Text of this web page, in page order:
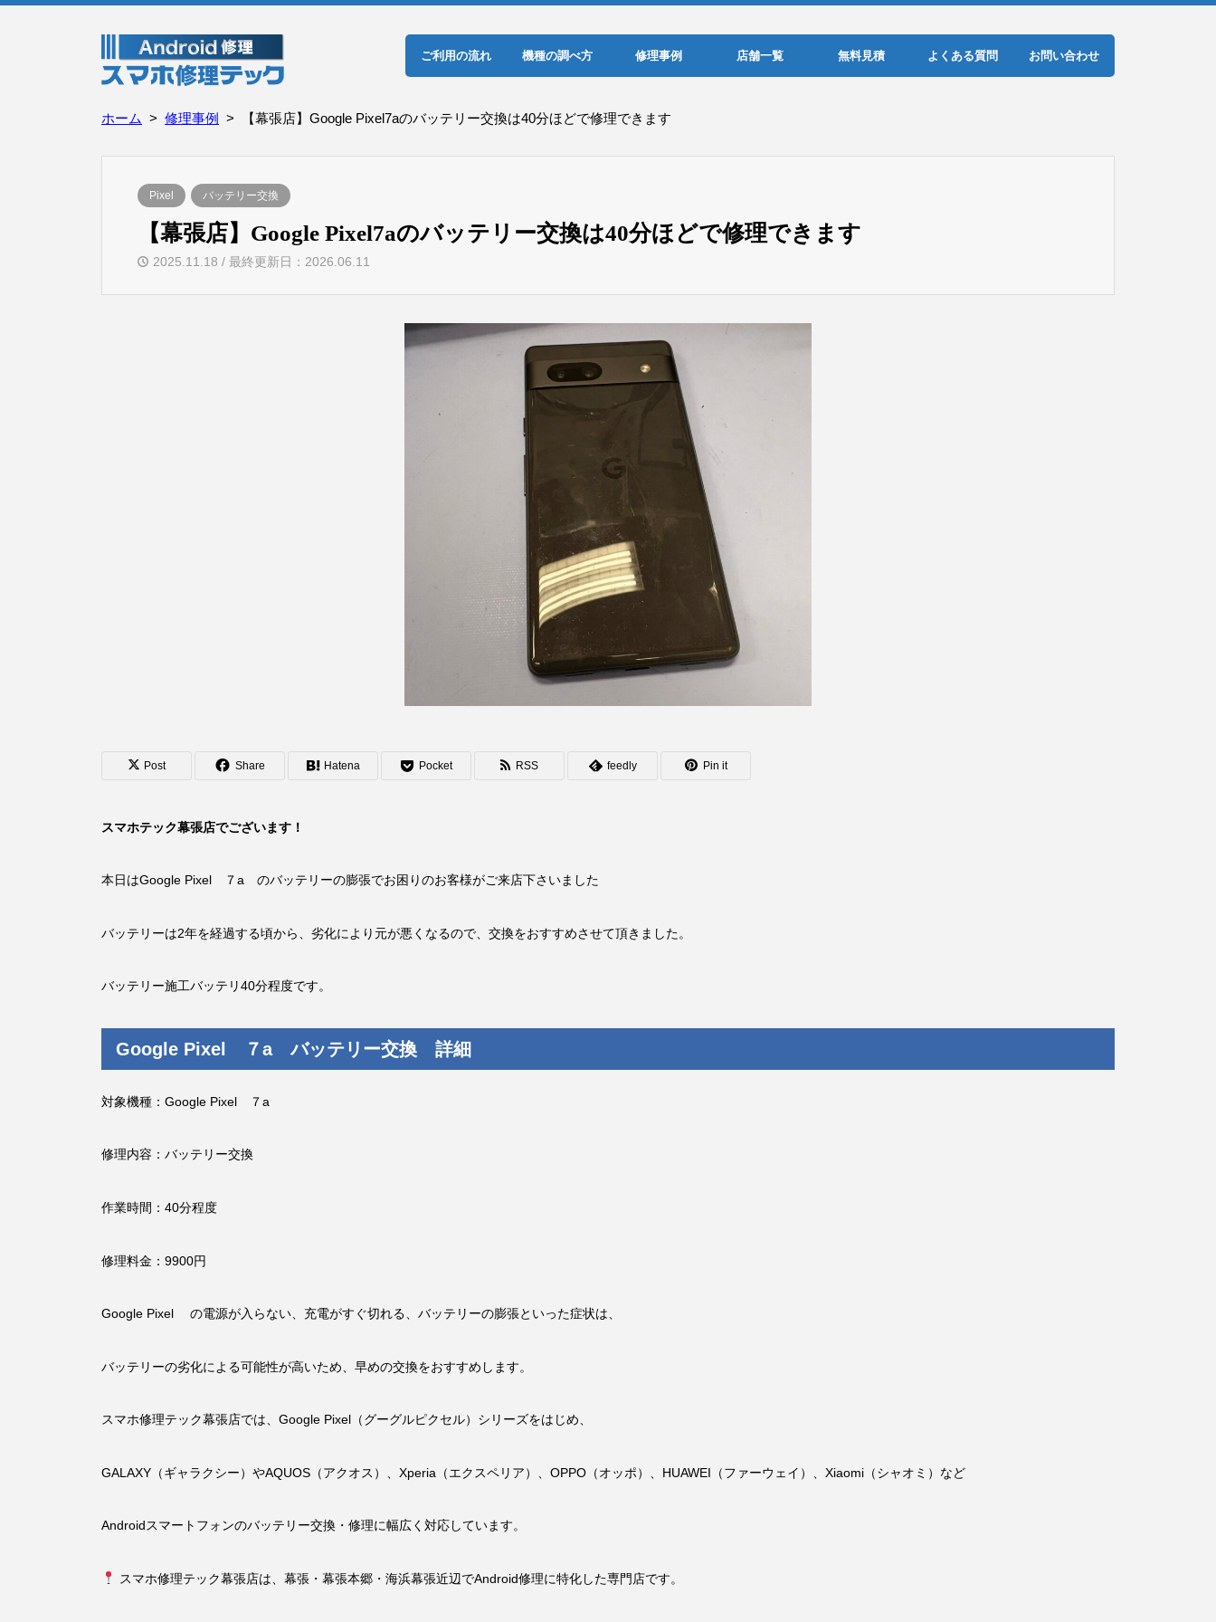
ご利用の流れ 機種の調べ方 修理事例 店舗一覧 無料見積 よくある質問 お問い合わせ
ホーム 修理事例 【幕張店】Google Pixel7aのバッテリー交換は40分ほどで修理できます
Pixel バッテリー交換
【幕張店】Google Pixel7aのバッテリー交換は40分ほどで修理できます
2025.11.18 / 最終更新日：2026.06.11
Post Share Hatena Pocket RSS feedly Pin it
スマホテック幕張店でございます！
本日はGoogle Pixel ７a のバッテリーの膨張でお困りのお客様がご来店下さいました
バッテリーは2年を経過する頃から、劣化により元が悪くなるので、交換をおすすめさせて頂きました。
バッテリー施工バッテリ40分程度です。
Google Pixel ７a バッテリー交換 詳細
対象機種：Google Pixel ７a
修理内容：バッテリー交換
作業時間：40分程度
修理料金：9900円
Google Pixel の電源が入らない、充電がすぐ切れる、バッテリーの膨張といった症状は、
バッテリーの劣化による可能性が高いため、早めの交換をおすすめします。
スマホ修理テック幕張店では、Google Pixel（グーグルピクセル）シリーズをはじめ、
GALAXY（ギャラクシー）やAQUOS（アクオス）、Xperia（エクスペリア）、OPPO（オッポ）、HUAWEI（ファーウェイ）、Xiaomi（シャオミ）など
Androidスマートフォンのバッテリー交換・修理に幅広く対応しています。
スマホ修理テック幕張店は、幕張・幕張本郷・海浜幕張近辺でAndroid修理に特化した専門店です。